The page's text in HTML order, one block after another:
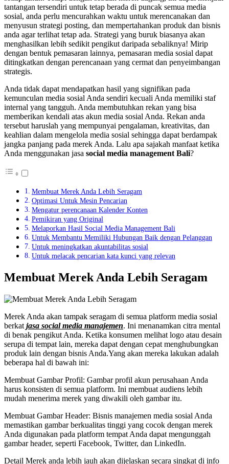
tantangan tersendiri untuk tetap berada di puncak semua media
sosial, anda perlu mencurahkan waktu untuk merencanakan dan
menyusun strategi posting, dan mempertahankan produk dan bisnis
anda agar terlihat tetap ada. Strategi yang buruk biasanya akan
menghasilkan lebih sedikit pengikut daripada sebaliknya! Mirip
dengan bentuk pemasaran lainnya, pemasaran media sosial dapat
ditingkatkan dengan perencanaan yang cermat dan penyeimbangan
strategis.
Anda tidak dapat mendapatkan hasil yang signifikan pada
kemunculan media sosial Anda sendiri kecuali Anda memiliki staf
internal yang tangguh. Anda membutuhkan rekan yang bisa
memberikan kendali atas akun media sosial Anda. Rekan anda
tersebut haruslah yang mempunyai pengalaman, kreativitas, dan
keahlian dalam mengelola media sosial sehingga dapat berdampak
jangka panjang pada merek Anda. Lalu apa sajakah manfaat ketika
Anda menggunakan jasa social media management Bali?
Membuat Merek Anda Lebih Seragam
Optimasi Untuk Mesin Pencarian
Mengatur perencanaan Kalender Konten
Pemikiran yang Original
Melaporkan Hasil Social Media Management Bali
Untuk Membantu Memiliki Hubungan Baik dengan Pelanggan
Untuk meningkatkan akuntabilitas sosial
Untuk melacak pencarian kata kunci yang relevan
Membuat Merek Anda Lebih Seragam
Merek Anda akan tampak seragam di semua platform media sosial
berkat jasa social media manajemen. Ini menanamkan citra mental
di benak pengikut Anda. Ketika konsumen melihat logo atau desain
serupa di tempat lain, mereka dapat dengan cepat menghubungkan
produk lain dengan bisnis Anda.Yang akan mereka lakukan adalah
beberapa hal di bawah ini:
Membuat Gambar Profil: Gambar profil akun perusahaan Anda
harus konsisten di semua platform. Ini membuat audiens lebih
mudah menerima merek yang diwakili oleh gambar itu.
Membuat Gambar Header: Bisnis manajemen media sosial Anda
memastikan gambar berkualitas tinggi yang cocok dengan merek
Anda digunakan pada platform tempat Anda dapat mengunggah
gambar header, seperti Facebook, Twitter, dan LinkedIn.
Detail Merek anda lebih jauh akan dijelaskan secara singkat di info